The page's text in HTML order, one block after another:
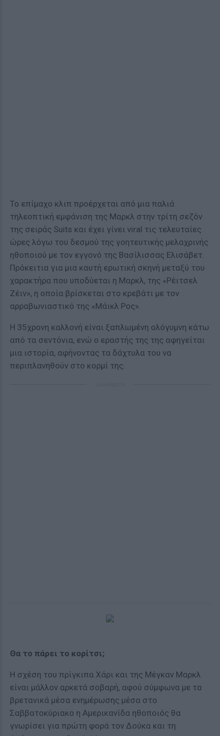
Το επίμαχο κλιπ προέρχεται από μια παλιά
τηλεοπτική εμφάνιση της Μαρκλ στην τρίτη σεζόν
της σειράς Suits και έχει γίνει viral τις τελευταίες
ώρες λόγω του δεσμού της γοητευτικής μελαχρινής
ηθοποιού με τον εγγονό της Βασίλισσας Ελισάβετ.
Πρόκειτια για μια καυτή ερωτική σκηνή μεταξύ του
χαρακτήρα που υποδύεται η Μαρκλ, της «Ρέιτσελ
Ζέιν», η οποία βρίσκεται στο κρεβάτι με τον
αρραβωνιαστικό της «Μάικλ Ρος».
Η 35χρονη καλλονή είναι ξαπλωμένη ολόγυμνη κάτω
από τα σεντόνια, ενώ ο εραστής της της αφηγείται
μια ιστορία, αφήνοντας τα δάχτυλα του να
περιπλανηθούν στο κορμί της.
Θα το πάρει το κορίτσι;
Η σχέση του πρίγκιπα Χάρι και της Μέγκαν Μαρκλ
είναι μάλλον αρκετά σοβαρή, αφού σύμφωνα με τα
βρετανικά μέσα ενημέρωσης μέσα στο
Σαββατοκύριακο η Αμερικανίδα ηθοποιός θα
γνωρίσει για πρώτη φορά τον Δούκα και τη